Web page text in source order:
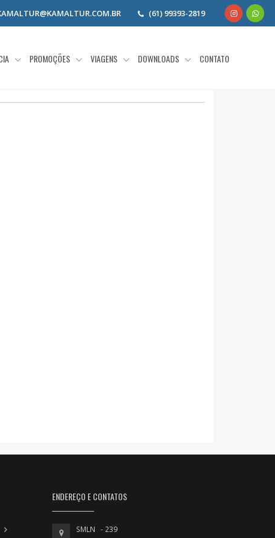
(61) 99393-2819
PROMOÇÕES VIAGENS DOWNLOADS CONTATO
ENDEREÇO E CONTATOS
SMLN - 239